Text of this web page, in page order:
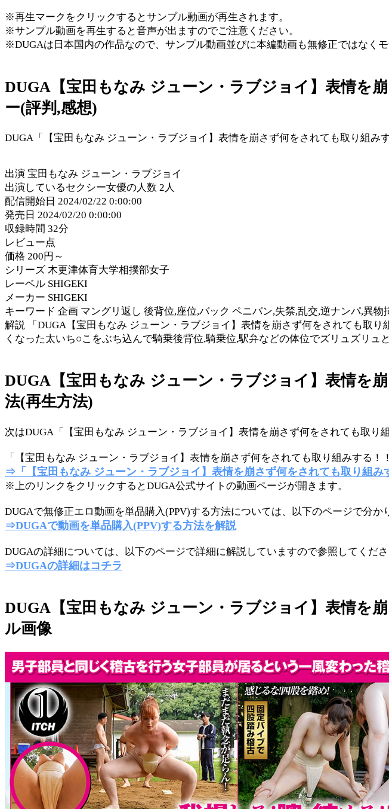
※再生マークをクリックするとサンプル動画が再生されます。
※サンプル動画を再生すると音声が出ますのでご注意ください。
※DUGAは日本国内の作品なので、サンプル動画並びに本編動画も無修正ではなくモ
DUGA【宝田もなみ ジューン・ラブジョイ】表情を
ー(評判,感想)
DUGA「【宝田もなみ ジューン・ラブジョイ】表情を崩さず何をされても取り組み
出演 宝田もなみ ジューン・ラブジョイ
出演しているセクシー女優の人数 2人
配信開始日 2024/02/22 0:00:00
発売日 2024/02/20 0:00:00
収録時間 32分
レビュー点
価格 200円～
シリーズ 木更津体育大学相撲部女子
レーベル SHIGEKI
メーカー SHIGEKI
キーワード 企画 マングリ返し 後背位,座位,バック ペニバン,失禁,乱交,逆ナンパ,異物
解説 「DUGA【宝田もなみ ジューン・ラブジョイ】表情を崩さず何をされても取
くなった太いち○こをぶち込んで騎乗後背位,騎乗位,駅弁などの体位でズリュズリュ
DUGA【宝田もなみ ジューン・ラブジョイ】表情を
法(再生方法)
次はDUGA「【宝田もなみ ジューン・ラブジョイ】表情を崩さず何をされても取り
「【宝田もなみ ジューン・ラブジョイ】表情を崩さず何をされても取り組みする
⇒「【宝田もなみ ジューン・ラブジョイ】表情を崩さず何をされても取り組み
※上のリンクをクリックするとDUGA公式サイトの動画ページが開きます。
DUGAで無修正エロ動画を単品購入(PPV)する方法については、以下のページで分か
⇒DUGAで動画を単品購入(PPV)する方法を解説
DUGAの詳細については、以下のページで詳細に解説していますので参照してくださ
⇒DUGAの詳細はコチラ
DUGA【宝田もなみ ジューン・ラブジョイ】表情を
ル画像